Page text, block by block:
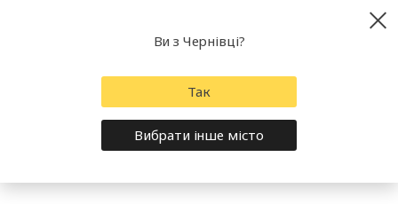
Ви з Чернівці?
Так
Вибрати інше місто